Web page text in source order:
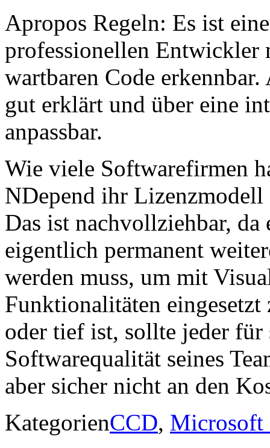
Apropos Regeln: Es ist
professionellen Entwickler
wartbaren Code
gut erklärt und über eine
anpassbar.
Wie viele Softwarefirmen
NDepend ihr Lizenzmodell
Das ist nachvollziehbar,
eigentlich permanent
werden muss, um mit
Funktionalitäten eingesetzt
oder tief ist, sollte jeder für
Softwarequalität seines
aber sicher nicht an den
KategorienCCD, Microsoft